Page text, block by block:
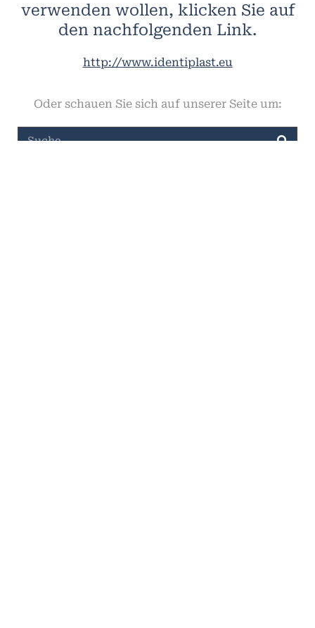
verwenden wollen, klicken Sie auf
den nachfolgenden Link.
http://www.identiplast.eu
Oder schauen Sie sich auf unserer Seite um: